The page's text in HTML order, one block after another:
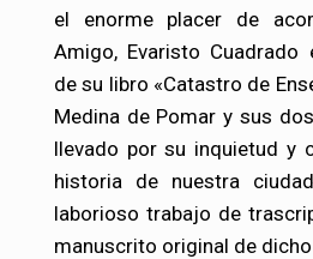
el enorme placer de
Amigo, Evaristo Cuadrado
de su libro «Catastro de
Medina de Pomar y sus
llevado por su inquietud y
historia de nuestra
laborioso trabajo de
manuscrito original de